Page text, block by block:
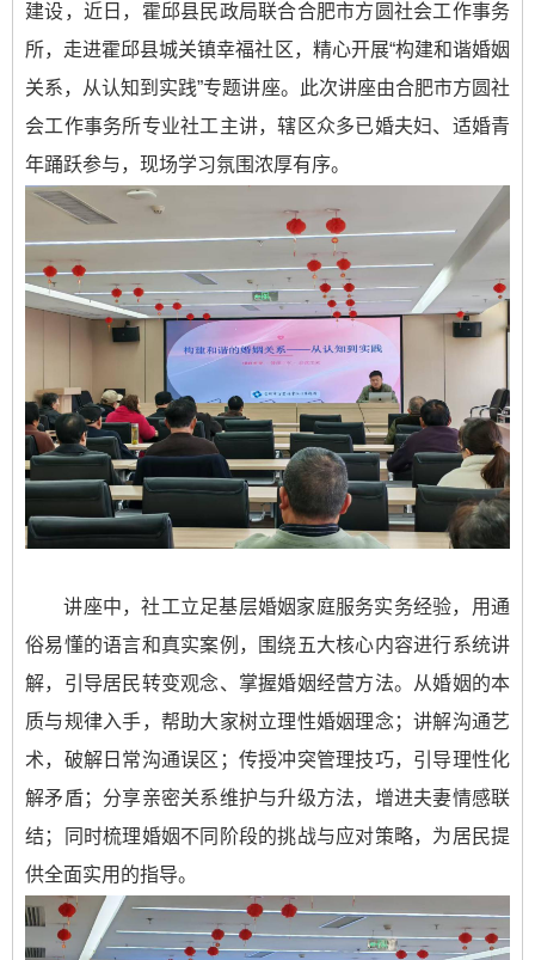
建设，近日，霍邱县民政局联合合肥市方圆社会工作事务
所，走进霍邱县城关镇幸福社区，精心开展“构建和谐婚姻
关系，从认知到实践”专题讲座。此次讲座由合肥市方圆社
会工作事务所专业社工主讲，辖区众多已婚夫妇、适婚青
年踊跃参与，现场学习氛围浓厚有序。
讲座中，社工立足基层婚姻家庭服务实务经验，用通
俗易懂的语言和真实案例，围绕五大核心内容进行系统讲
解，引导居民转变观念、掌握婚姻经营方法。从婚姻的本
质与规律入手，帮助大家树立理性婚姻理念；讲解沟通艺
术，破解日常沟通误区；传授冲突管理技巧，引导理性化
解矛盾；分享亲密关系维护与升级方法，增进夫妻情感联
结；同时梳理婚姻不同阶段的挑战与应对策略，为居民提
供全面实用的指导。